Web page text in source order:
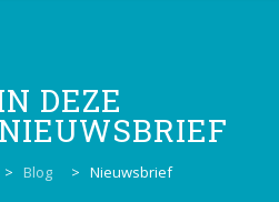
DEZE
NIEUWSBRIEF
> Blog > Nieuwsbrief